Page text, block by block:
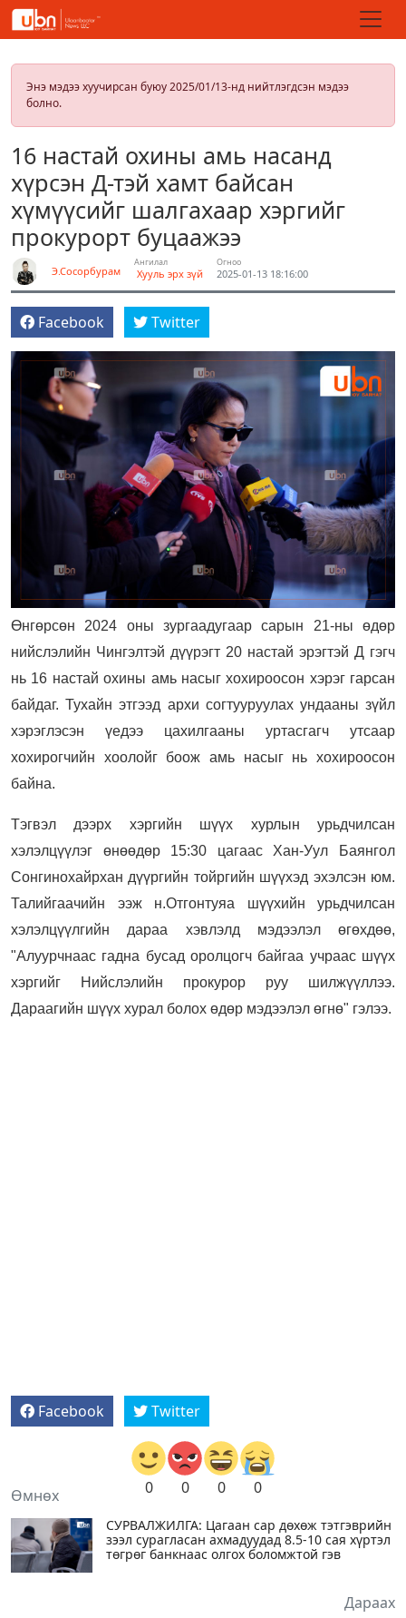
Энэ мэдээ хуучирсан буюу 2025/01/13-нд нийтлэгдсэн мэдээ
болно.
16 настай охины амь насанд
хүрсэн Д-тэй хамт байсан
хүмүүсийг шалгахаар хэргийг
прокурорт буцаажээ
Э.Сосорбурам
Ангилал
Хууль эрх зүй
Огноо
2025-01-13 18:16:00
Facebook Twitter
Өнгөрсөн 2024 оны зургаадугаар сарын 21-ны өдөр
нийслэлийн Чингэлтэй дүүрэгт 20 настай эрэгтэй Д гэгч
нь 16 настай охины амь насыг хохироосон хэрэг гарсан
байдаг. Тухайн этгээд архи согтууруулах ундааны зүйл
хэрэглэсэн үедээ цахилгааны уртасгагч утсаар
хохирогчийн хоолойг боож амь насыг нь хохироосон
байна.
Тэгвэл дээрх хэргийн шүүх хурлын урьдчилсан
хэлэлцүүлэг өнөөдөр 15:30 цагаас Хан-Уул Баянгол
Сонгинохайрхан дүүргийн тойргийн шүүхэд эхэлсэн юм.
Талийгаачийн ээж н.Отгонтуяа шүүхийн урьдчилсан
хэлэлцүүлгийн дараа хэвлэлд мэдээлэл өгөхдөө,
"Алуурчнаас гадна бусад оролцогч байгаа учраас шүүх
хэргийг Нийслэлийн прокурор руу шилжүүллээ.
Дараагийн шүүх хурал болох өдөр мэдээлэл өгнө" гэлээ.
Facebook Twitter
0 0 0 0
Өмнөх
СУРВАЛЖИЛГА: Цагаан сар дөхөж тэтгэврийн
зээл сурагласан ахмадуудад 8.5-10 сая хүртэл
төгрөг банкнаас олгох боломжтой гэв
Дараах